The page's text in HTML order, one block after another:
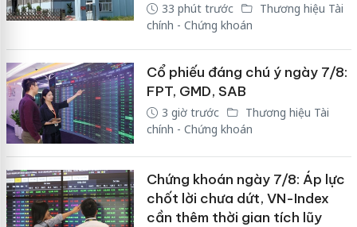
33 phút trước
Thương hiệu Tài
chính - Chứng khoán
Cổ phiếu đáng chú ý ngày 7/8:
FPT, GMD, SAB
3 giờ trước
Thương hiệu Tài
chính - Chứng khoán
Chứng khoán ngày 7/8: Áp lực
chốt lời chưa dứt, VN-Index
cần thêm thời gian tích lũy